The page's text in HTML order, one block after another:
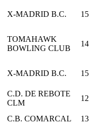
X-MADRID B.C. 15
TOMAHAWK
BOWLING CLUB
14
X-MADRID B.C. 15
C.D. DE REBOTE
CLM
12
C.B. COMARCAL
13